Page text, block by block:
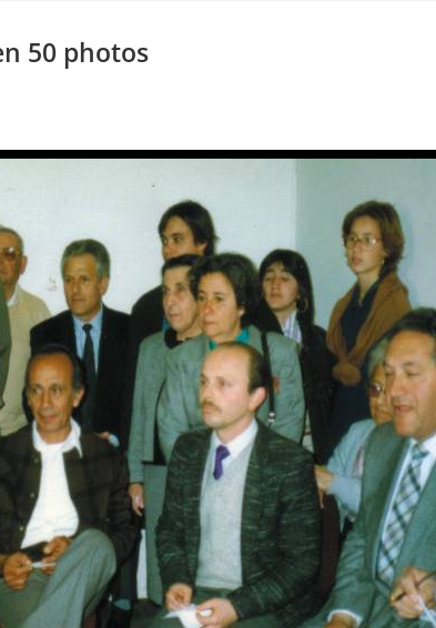
50 photos